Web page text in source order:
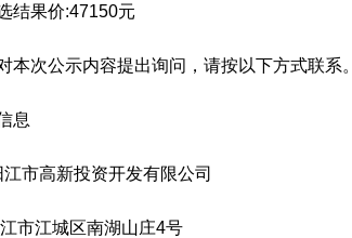
果价:47150元
次公示内容提出询问，请按以下方式联系。
息
高新投资开发有限公司
江城区南湖山庄4号